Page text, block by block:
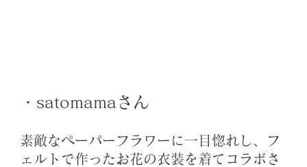
・satomamaさん
素敵なペーパーフラワーに一目惚れし、フ
ェルトで作ったお花の衣装を着てコラボさ